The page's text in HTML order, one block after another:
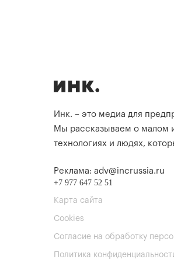
Инк. – это медиа для
Мы рассказываем о малом
технологиях и людях,
Реклама: adv@incrussia.ru
+7 977 647 52 51
Карта сайта
Cookies
Согласие на обработку
Политика